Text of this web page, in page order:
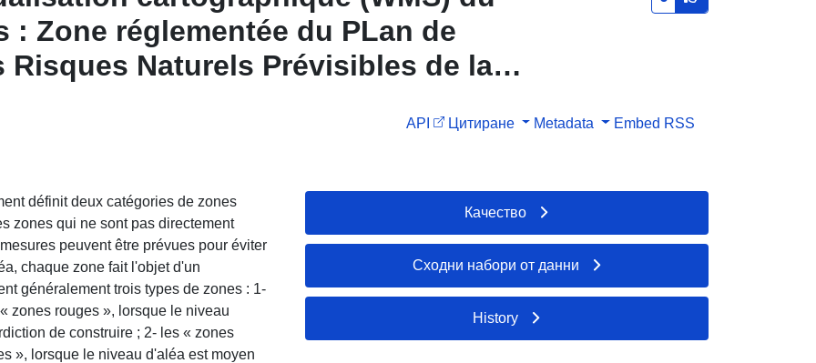
: Zone réglementée du PLan de
Risques Naturels Prévisibles de la
(RETRAIT GONFLEMENT DES
API Цитиране Metadata Embed RSS
définit deux catégories de zones
zones qui ne sont pas directement
peuvent être prévues pour éviter
chaque zone fait l'objet d'un
généralement trois types de zones : 1-
zones rouges », lorsque le niveau
de construire ; 2- les « zones
», lorsque le niveau d'aléa est moyen
Качество
Сходни набори от данни
History